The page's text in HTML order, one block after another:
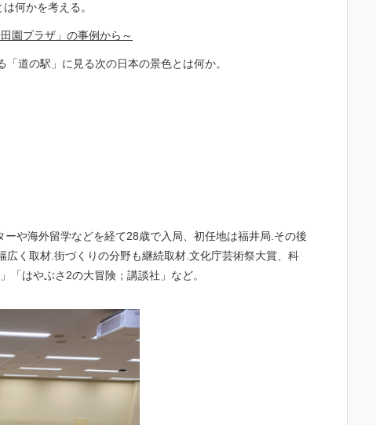
何かを考える。
園プラザ」の事例から～
道の駅」に見る次の日本の景色とは何か。
ーや海外留学などを経て28歳で入局、初任地は福井局 その後
広く取材 街づくりの分野も継続取材 文化庁芸術祭大賞、科
「はやぶさ 2の大冒険；講談社」など。